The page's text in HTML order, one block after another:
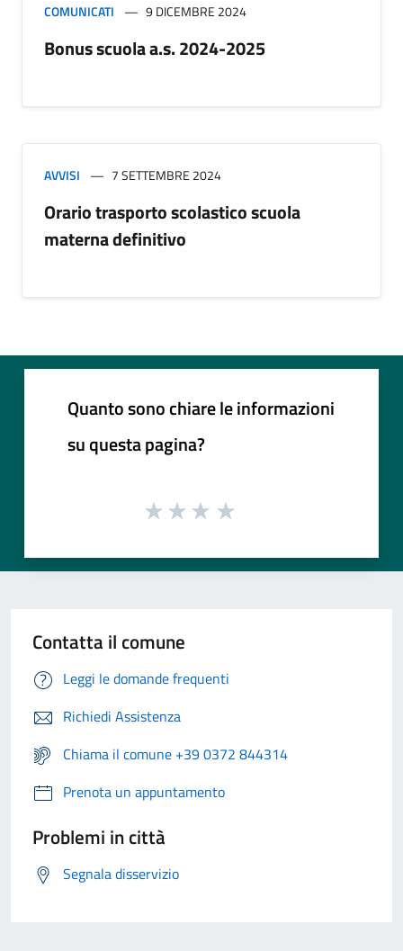
COMUNICATI 9 DICEMBRE 2024
Bonus scuola a.s. 2024-2025
AVVISI 7 SETTEMBRE 2024
Orario trasporto scolastico scuola
materna definitivo
Quanto sono chiare le informazioni
su questa pagina?
Contatta il comune
Leggi le domande frequenti
Richiedi Assistenza
Chiama il comune +39 0372 844314
Prenota un appuntamento
Problemi in città
Segnala disservizio